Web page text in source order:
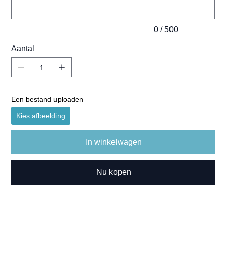
0 / 500
Aantal
Een bestand uploaden
Kies afbeelding
In winkelwagen
Nu kopen